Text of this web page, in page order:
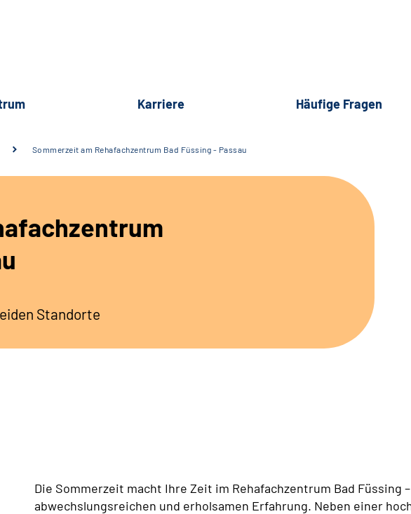
Karriere Häufige Fragen
Sommerzeit am Rehafachzentrum Bad Füssing - Passau
Standorte
Die Sommerzeit macht Ihre Zeit im Rehafachzentrum Bad Füssing
abwechslungsreichen und erholsamen Erfahrung. Neben einer